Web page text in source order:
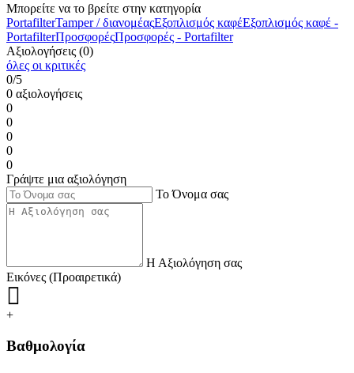
Μπορείτε να το βρείτε στην κατηγορία
PortafilterTamper / διανομέαςΕξοπλισμός καφέΕξοπλισμός καφέ -
PortafilterΠροσφορέςΠροσφορές - Portafilter
Αξιολογήσεις (0)
όλες οι κριτικές
0/5
0 αξιολογήσεις
0
0
0
0
0
Γράψτε μια αξιολόγηση
Το Όνομα σας
Η Αξιολόγηση σας
Εικόνες (Προαιρετικά)
+
Βαθμολογία